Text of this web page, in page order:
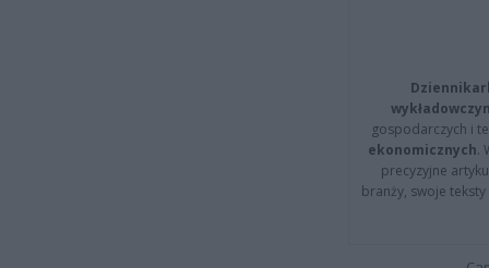
gospodarczych i
ekonomicznych.
precyzyjne
branży, swoje